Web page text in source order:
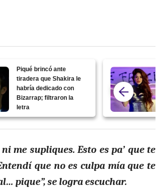
Piqué brincó ante
tiradera que Shakira le
habría dedicado con
Bizarrap; filtraron la
letra
me supliques. Esto es pa’ que te
que no es culpa mía que te
pique”, se logra escuchar.